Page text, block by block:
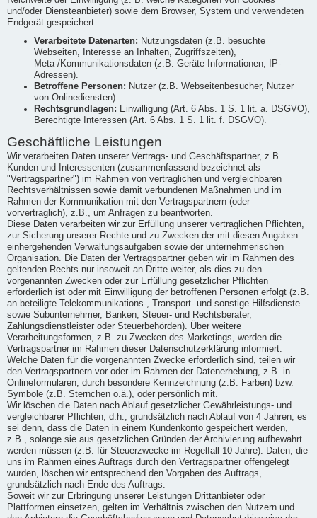
und/oder Diensteanbieter) sowie dem Browser, System und verwendeten
Endgerät gespeichert.
Verarbeitete Datenarten: Nutzungsdaten (z.B. besuchte
Webseiten, Interesse an Inhalten, Zugriffszeiten),
Meta-/Kommunikationsdaten (z.B. Geräte-Informationen, IP-
Adressen).
Betroffene Personen: Nutzer (z.B. Webseitenbesucher, Nutzer
von Onlinediensten).
Rechtsgrundlagen: Einwilligung (Art. 6 Abs. 1 S. 1 lit. a. DSGVO),
Berechtigte Interessen (Art. 6 Abs. 1 S. 1 lit. f. DSGVO).
Geschäftliche Leistungen
Wir verarbeiten Daten unserer Vertrags- und Geschäftspartner, z.B.
Kunden und Interessenten (zusammenfassend bezeichnet als
"Vertragspartner") im Rahmen von vertraglichen und vergleichbaren
Rechtsverhältnissen sowie damit verbundenen Maßnahmen und im
Rahmen der Kommunikation mit den Vertragspartnern (oder
vorvertraglich), z.B., um Anfragen zu beantworten.
Diese Daten verarbeiten wir zur Erfüllung unserer vertraglichen Pflichten,
zur Sicherung unserer Rechte und zu Zwecken der mit diesen Angaben
einhergehenden Verwaltungsaufgaben sowie der unternehmerischen
Organisation. Die Daten der Vertragspartner geben wir im Rahmen des
geltenden Rechts nur insoweit an Dritte weiter, als dies zu den
vorgenannten Zwecken oder zur Erfüllung gesetzlicher Pflichten
erforderlich ist oder mit Einwilligung der betroffenen Personen erfolgt (z.B.
an beteiligte Telekommunikations-, Transport- und sonstige Hilfsdienste
sowie Subunternehmer, Banken, Steuer- und Rechtsberater,
Zahlungsdienstleister oder Steuerbehörden). Über weitere
Verarbeitungsformen, z.B. zu Zwecken des Marketings, werden die
Vertragspartner im Rahmen dieser Datenschutzerklärung informiert.
Welche Daten für die vorgenannten Zwecke erforderlich sind, teilen wir
den Vertragspartnern vor oder im Rahmen der Datenerhebung, z.B. in
Onlineformularen, durch besondere Kennzeichnung (z.B. Farben) bzw.
Symbole (z.B. Sternchen o.ä.), oder persönlich mit.
Wir löschen die Daten nach Ablauf gesetzlicher Gewährleistungs- und
vergleichbarer Pflichten, d.h., grundsätzlich nach Ablauf von 4 Jahren, es
sei denn, dass die Daten in einem Kundenkonto gespeichert werden,
z.B., solange sie aus gesetzlichen Gründen der Archivierung aufbewahrt
werden müssen (z.B. für Steuerzwecke im Regelfall 10 Jahre). Daten, die
uns im Rahmen eines Auftrags durch den Vertragspartner offengelegt
wurden, löschen wir entsprechend den Vorgaben des Auftrags,
grundsätzlich nach Ende des Auftrags.
Soweit wir zur Erbringung unserer Leistungen Drittanbieter oder
Plattformen einsetzen, gelten im Verhältnis zwischen den Nutzern und